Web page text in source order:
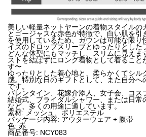
美しい軽量ネットヤーンの着物スタイルの
とゴージャスな赤色が特徴で、白い肌を引
を使用しているため、ガウンは可能な限り
イズのドロップスリーブとゆったりとした
どんな体型にもマッチし、スリムに見えま
ストを結ばずにロング着物として着ること
す〜
ゆったりとした着心地と、柔らかくてシル
感。特別な日のギフトとして、また自分へ
です。
バレンタイン、花嫁介添人、女子会、コス
結婚式、ブライダルシャワー、または日常
など、多くの用途に適しています。
素材: メッシュ、ポリエステル
パッケージ内容: アウターウェア + 腹帯
色: 赤
商品番号: NCY083